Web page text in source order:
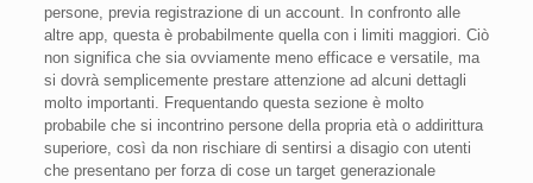
persone, previa registrazione di un account. In confronto alle
altre app, questa è probabilmente quella con i limiti maggiori. Ciò
non significa che sia ovviamente meno efficace e versatile, ma
si dovrà semplicemente prestare attenzione ad alcuni dettagli
molto importanti. Frequentando questa sezione è molto
probabile che si incontrino persone della propria età o addirittura
superiore, così da non rischiare di sentirsi a disagio con utenti
che presentano per forza di cose un target generazionale